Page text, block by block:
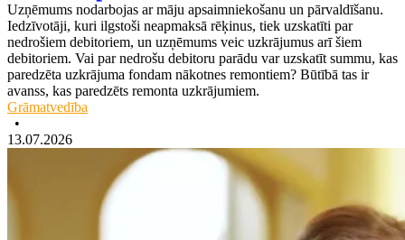
Uzņēmums nodarbojas ar māju apsaimniekošanu un pārvaldīšanu.
Iedzīvotāji, kuri ilgstoši neapmaksā rēķinus, tiek uzskatīti par
nedrošiem debitoriem, un uzņēmums veic uzkrājumus arī šiem
debitoriem. Vai par nedrošu debitoru parādu var uzskatīt summu, kas
paredzēta uzkrājuma fondam nākotnes remontiem? Būtībā tas ir
avanss, kas paredzēts remonta uzkrājumiem.
Grāmatvedība
•
13.07.2026